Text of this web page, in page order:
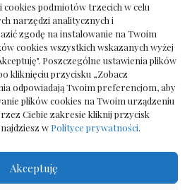
podmiotów trzecich w celu
narzędzi analitycznych i
zgodę na instalowanie na Twoim
cookies wszystkich wskazanych wyżej
Poszczególne ustawienia plików
kliknięciu przycisku „Zobacz
odpowiadają Twoim preferencjom, aby
plików cookies na Twoim urządzeniu
Ciebie zakresie kliknij przycisk
w Polityce prywatności.
Akceptuję